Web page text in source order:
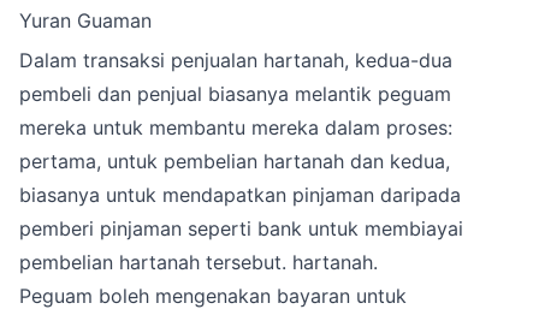
Yuran Guaman
Dalam transaksi penjualan hartanah, kedua-dua
pembeli dan penjual biasanya melantik peguam
mereka untuk membantu mereka dalam proses:
pertama, untuk pembelian hartanah dan kedua,
biasanya untuk mendapatkan pinjaman daripada
pemberi pinjaman seperti bank untuk membiayai
pembelian hartanah tersebut. hartanah.
Peguam boleh mengenakan bayaran untuk